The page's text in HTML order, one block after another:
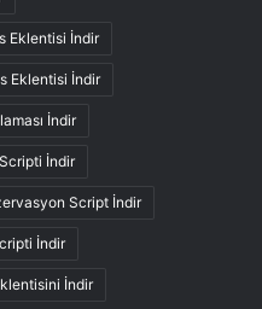
Eklentisi İndir
Eklentisi İndir
İndir
İndir
Script İndir
İndir
İndir